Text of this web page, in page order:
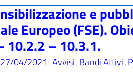
e
Europeo (FSE).
10.2.2 – 10.3.1.
04/2021 ,Avvisi, Bandi Attivi,